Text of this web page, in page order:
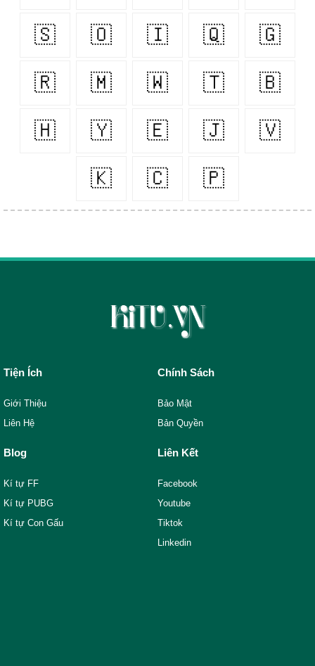
🇸 🇴 🇮 🇶 🇬
🇷 🇲 🇼 🇹 🇧
🇭 🇾 🇪 🇯 🇻
🇰 🇨 🇵
Tiện Ích
Giới Thiệu
Liên Hệ
Chính Sách
Bảo Mật
Bản Quyền
Blog
Kí tự FF
Kí tự PUBG
Kí tự Con Gấu
Liên Kết
Facebook
Youtube
Tiktok
Linkedin